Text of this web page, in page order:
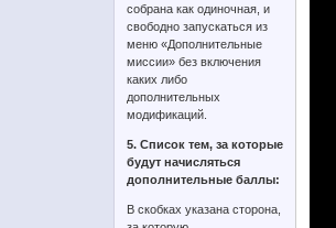
собрана как одиночная, и
свободно запускаться из
меню «Дополнительные
миссии» без включения
каких либо
дополнительных
модификаций.
5. Список тем, за которые
будут начисляться
дополнительные баллы:
В скобках указана сторона,